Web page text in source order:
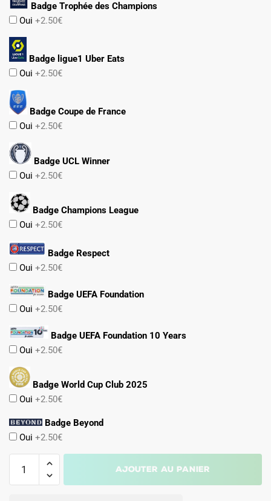
Badge Trophée des Champions
Oui +2.50€
Badge ligue1 Uber Eats
Oui +2.50€
Badge Coupe de France
Oui +2.50€
Badge UCL Winner
Oui +2.50€
Badge Champions League
Oui +2.50€
Badge Respect
Oui +2.50€
Badge UEFA Foundation
Oui +2.50€
Badge UEFA Foundation 10 Years
Oui +2.50€
Badge World Cup Club 2025
Oui +2.50€
Badge Beyond
Oui +2.50€
Ajouter au panier